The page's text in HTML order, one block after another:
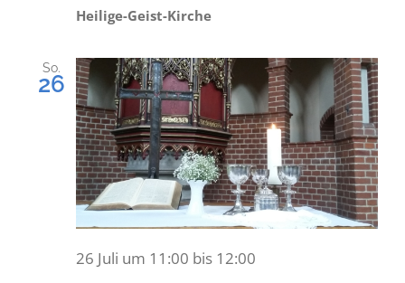
Heilige-Geist-Kirche
So.
26
26 Juli um 11:00 bis 12:00